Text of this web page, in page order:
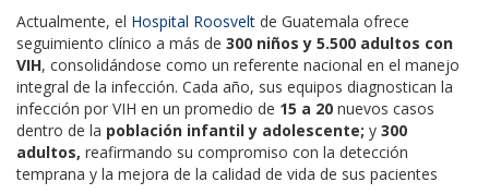
Actualmente, el Hospital Roosvelt de Guatemala ofrece
seguimiento clínico a más de 300 niños y 5.500 adultos con
VIH, consolidándose como un referente nacional en el manejo
integral de la infección. Cada año, sus equipos diagnostican la
infección por VIH en un promedio de 15 a 20 nuevos casos
dentro de la población infantil y adolescente; y 300
adultos, reafirmando su compromiso con la detección
temprana y la mejora de la calidad de vida de sus pacientes